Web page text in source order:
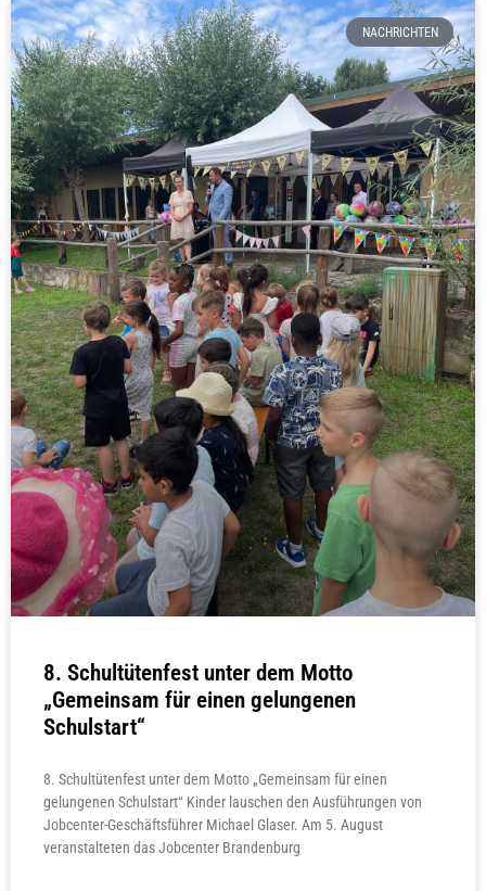
NACHRICHTEN
8. Schultütenfest unter dem Motto
„Gemeinsam für einen gelungenen
Schulstart“
8. Schultütenfest unter dem Motto „Gemeinsam für einen
gelungenen Schulstart“ Kinder lauschen den Ausführungen von
Jobcenter-Geschäftsführer Michael Glaser. Am 5. August
veranstalteten das Jobcenter Brandenburg